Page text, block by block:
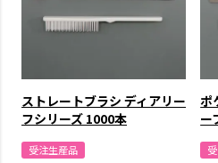
ストレートブラシ ディアリー
フシリーズ 1000本
受注生産品
ポ
ー